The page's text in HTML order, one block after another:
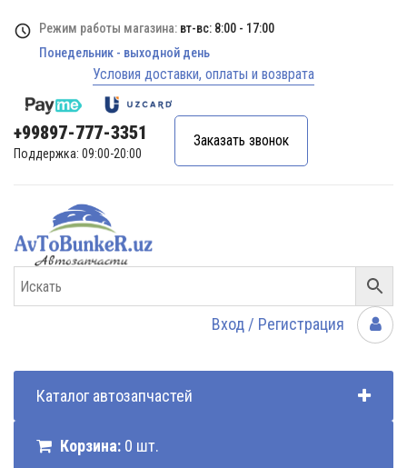
Режим работы магазина: вт-вс: 8:00 - 17:00
Понедельник - выходной день
Условия доставки, оплаты и возврата
+99897-777-3351
Поддержка: 09:00-20:00
Заказать звонок
Вход / Регистрация
Каталог автозапчастей
Корзина: 0 шт.